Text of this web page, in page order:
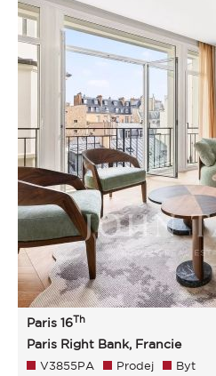
Paris 16Th
Paris Right Bank, Francie
V3855PA Prodej Byt